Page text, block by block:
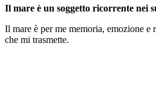
Il mare è un soggetto ricorrente nei
Il mare è per me memoria, emozione
che mi trasmette.